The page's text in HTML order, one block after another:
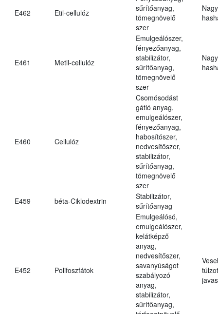
E462 Etil-cellulóz
sűrítőanyag,
tömegnövelő
szer
E461 Metil-cellulóz
Emulgeálószer,
fényezőanyag,
stabilizátor,
sűrítőanyag,
tömegnövelő
szer
E460 Cellulóz
Csomósodást
gátló anyag,
emulgeálószer,
fényezőanyag,
habosítószer,
nedvesítőszer,
stabilizátor,
sűrítőanyag,
tömegnövelő
szer
E459
béta-Ciklodextrin
Stabilizátor,
sűrítőanyag
E452 Polifoszfátok
Emulgeálósó,
emulgeálószer,
kelátképző
anyag,
nedvesítőszer,
savanyúságot
szabályozó
anyag,
stabilizátor,
sűrítőanyag,